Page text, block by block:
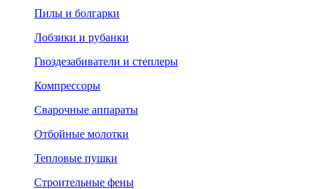
Пилы и болгарки
Лобзики и рубанки
Гвоздезабиватели и степлеры
Компрессоры
Сварочные аппараты
Отбойные молотки
Тепловые пушки
Строительные фены